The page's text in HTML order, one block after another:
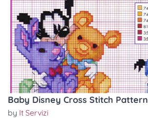
Baby Disney Cross Stitch Pattern
by It Servizi